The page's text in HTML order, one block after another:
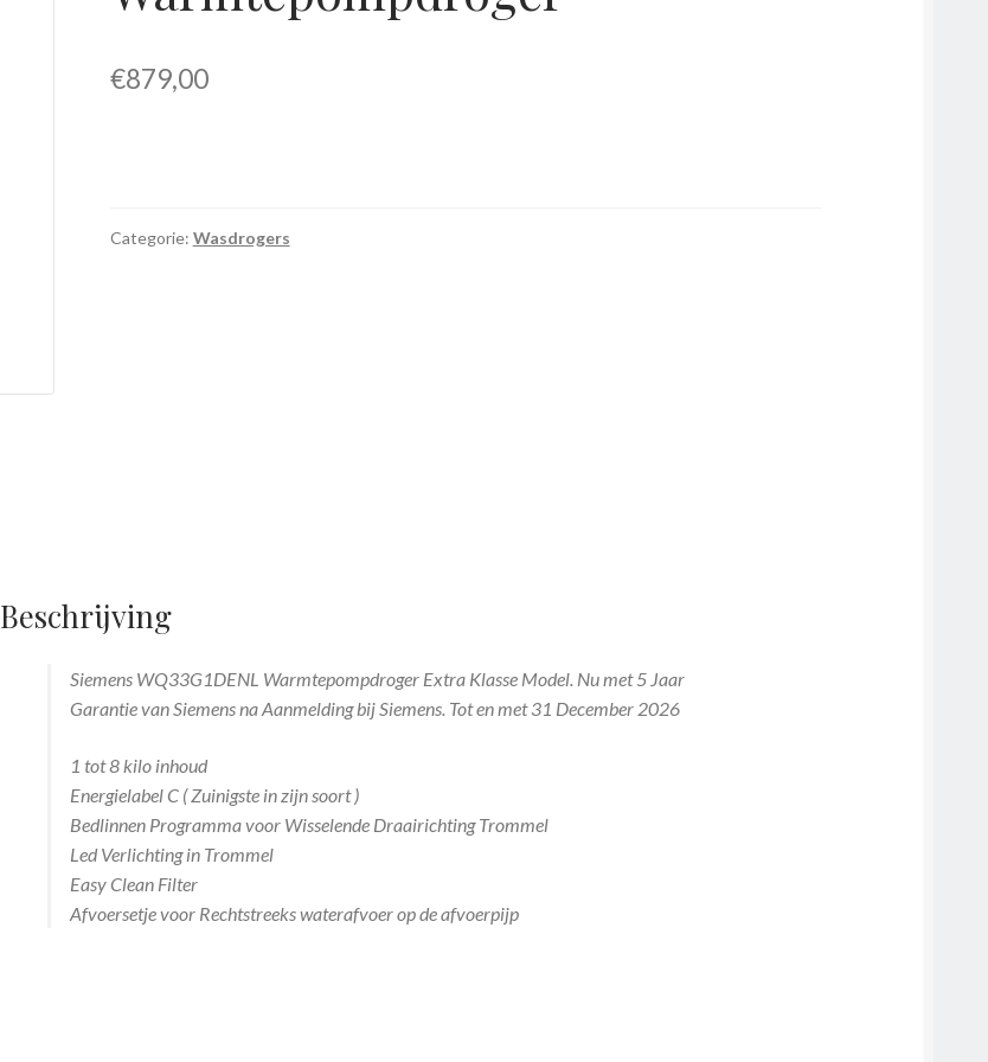
€879,00
Categorie: Wasdrogers
Beschrijving
Siemens WQ33G1DENL Warmtepompdroger Extra Klasse Model. Nu met 5 Jaar
Garantie van Siemens na Aanmelding bij Siemens. Tot en met 31 December 2026
1 tot 8 kilo inhoud
Energielabel C ( Zuinigste in zijn soort )
Bedlinnen Programma voor Wisselende Draairichting Trommel
Led Verlichting in Trommel
Easy Clean Filter
Afvoersetje voor Rechtstreeks waterafvoer op de afvoerpijp